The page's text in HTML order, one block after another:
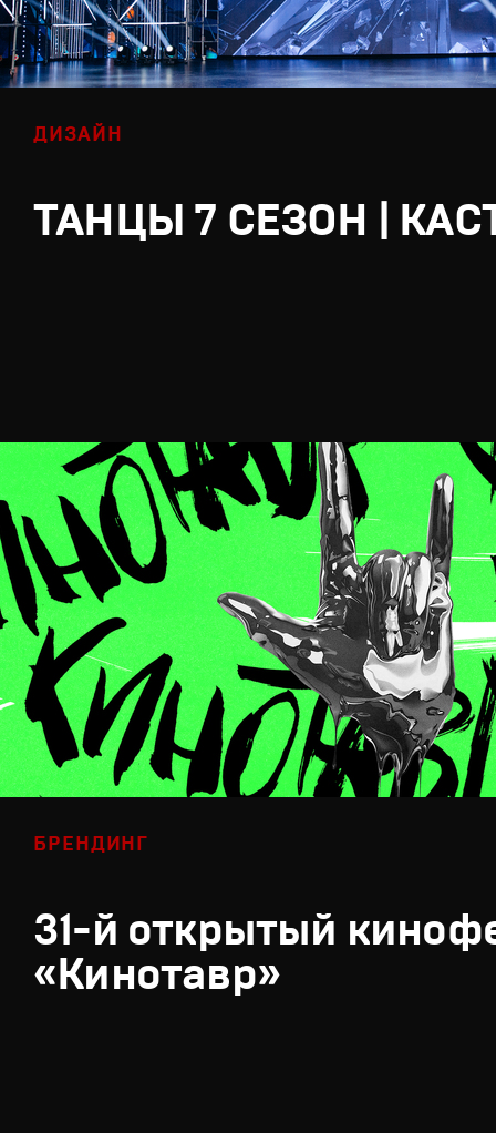
ДИЗАЙН
ТАНЦЫ 7 СЕЗОН |
БРЕНДИНГ
31-й открытый
«Кинотавр»